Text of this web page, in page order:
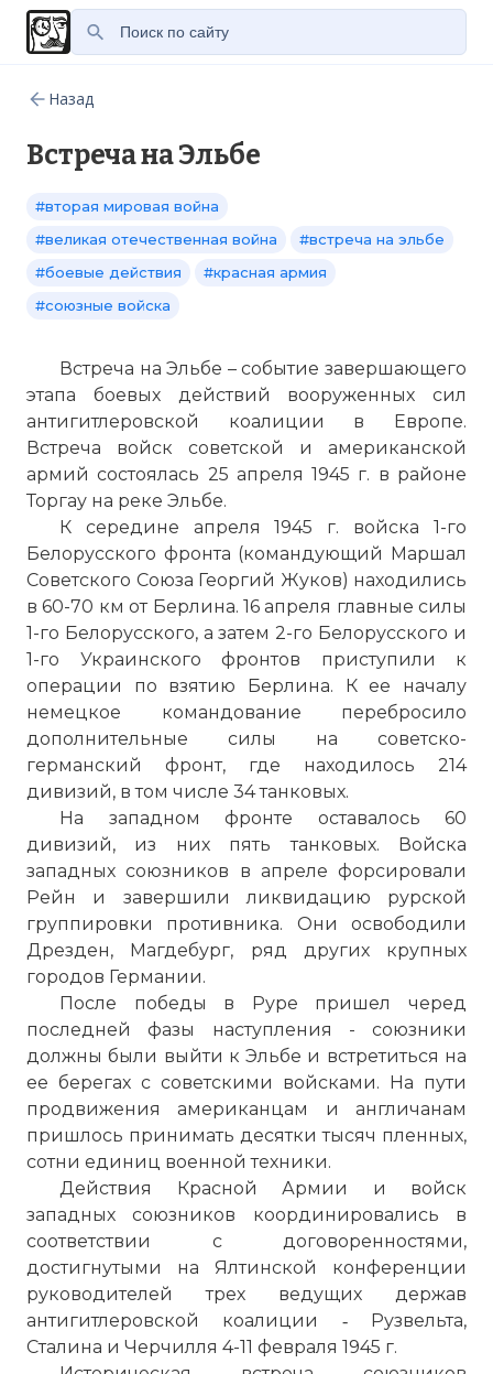
Назад
Встреча на Эльбе
#вторая мировая война
#великая отечественная война
#встреча на эльбе
#боевые действия
#красная армия
#союзные войска
Встреча на Эльбе – событие завершающего
этапа боевых действий вооруженных сил
антигитлеровской коалиции в Европе.
Встреча войск советской и американской
армий состоялась 25 апреля 1945 г. в районе
Торгау на реке Эльбе.
К середине апреля 1945 г. войска 1-го
Белорусского фронта (командующий Маршал
Советского Союза Георгий Жуков) находились
в 60-70 км от Берлина. 16 апреля главные силы
1-го Белорусского, а затем 2-го Белорусского и
1-го Украинского фронтов приступили к
операции по взятию Берлина. К ее началу
немецкое командование перебросило
дополнительные силы на советско-
германский фронт, где находилось 214
дивизий, в том числе 34 танковых.
На западном фронте оставалось 60
дивизий, из них пять танковых. Войска
западных союзников в апреле форсировали
Рейн и завершили ликвидацию рурской
группировки противника. Они освободили
Дрезден, Магдебург, ряд других крупных
городов Германии.
После победы в Руре пришел черед
последней фазы наступления - союзники
должны были выйти к Эльбе и встретиться на
ее берегах с советскими войсками. На пути
продвижения американцам и англичанам
пришлось принимать десятки тысяч пленных,
сотни единиц военной техники.
Действия Красной Армии и войск
западных союзников координировались в
соответствии с договоренностями,
достигнутыми на Ялтинской конференции
руководителей трех ведущих держав
антигитлеровской коалиции ‑ Рузвельта,
Сталина и Черчилля 4-11 февраля 1945 г.